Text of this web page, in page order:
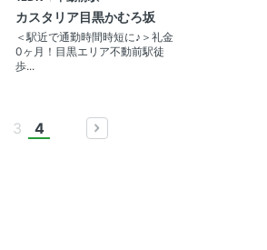
カスタリア目黒かむろ坂
＜駅近で通勤時間時短に♪＞礼金
0ヶ月！目黒エリア不動前駅徒
歩...
3 4